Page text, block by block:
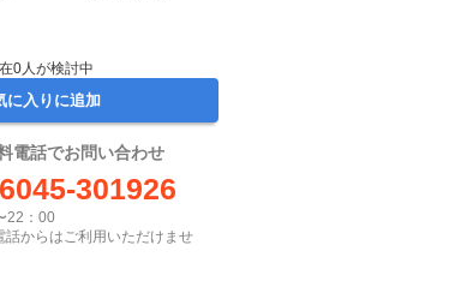
0人が検討中
に入りに追加
電話でお問い合わせ
301926
22：00
からはご利用いただけませ